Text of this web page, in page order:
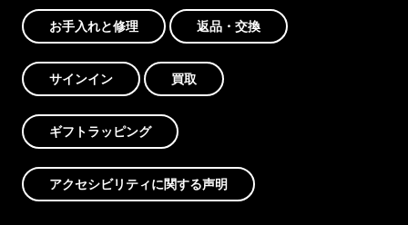
お手入れと修理 返品・交換
サインイン 買取
ギフトラッピング
アクセシビリティに関する声明